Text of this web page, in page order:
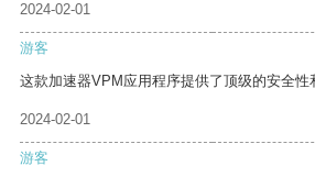
2024-02-01
游客
这款加速器VPM应用程序提供了顶级的安全性
2024-02-01
游客